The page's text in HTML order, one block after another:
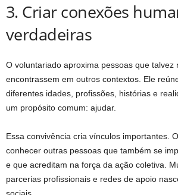
3. Criar conexões
verdadeiras
O voluntariado aproxima pessoas que talvez
encontrassem em outros contextos. Ele
diferentes idades, profissões, histórias e
um propósito comum: ajudar.
Essa convivência cria vínculos importantes.
conhecer outras pessoas que também se
e que acreditam na força da ação coletiva.
parcerias profissionais e redes de apoio